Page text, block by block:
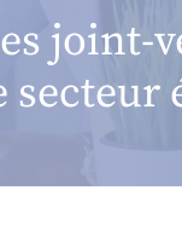
joint-
secteur